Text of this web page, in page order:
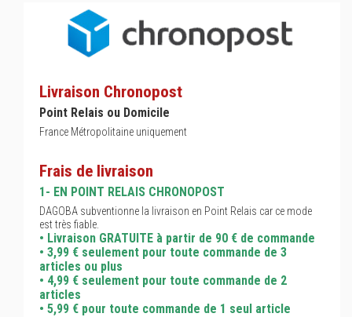
Livraison Chronopost
Point Relais ou Domicile
France Métropolitaine uniquement
Frais de livraison
1- EN POINT RELAIS CHRONOPOST
DAGOBA subventionne la livraison en Point Relais car ce mode
est très fiable.
• Livraison GRATUITE à partir de 90 € de commande
• 3,99 € seulement pour toute commande de 3
articles ou plus
• 4,99 € seulement pour toute commande de 2
articles
• 5,99 € pour toute commande de 1 seul article